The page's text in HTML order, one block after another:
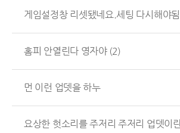
게임설정창 리셋됐네요.세팅 다시해야
홈피 안열린다 영자야 (2)
먼 이런 업뎃을 하누
요상한 헛소리를 주저리 주저리 업뎃이